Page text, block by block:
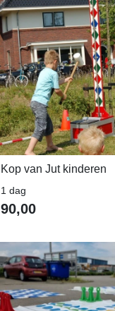
Kop van Jut kinderen
1 dag
90,00